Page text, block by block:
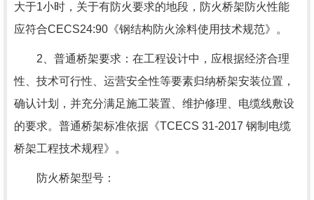
大于1小时，关于有防火要求的地段，防火桥架防火性能
应符合CECS24:90《钢结构防火涂料使用技术规范》。
2、普通桥架要求：在工程设计中，应根据经济合理
性、技术可行性、运营安全性等要素归纳桥架安装位置，
确认计划，并充分满足施工装置、维护修理、电缆线敷设
的要求。普通桥架标准依据《TCECS 31-2017 钢制电缆
桥架工程技术规程》。
防火桥架型号：